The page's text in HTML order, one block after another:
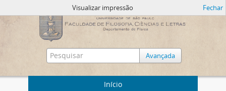
Avançada
Início
Visualizar impressão Fechar